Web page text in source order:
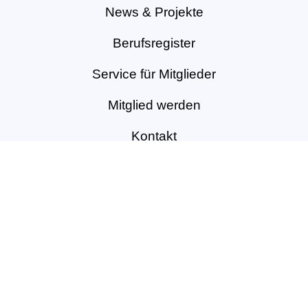
News & Projekte
Berufsregister
Service für Mitglieder
Mitglied werden
Kontakt